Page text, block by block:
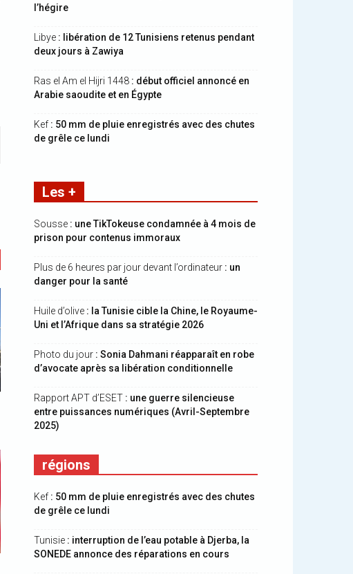
l’hégire
Libye : libération de 12 Tunisiens retenus pendant
deux jours à Zawiya
Ras el Am el Hijri 1448 : début officiel annoncé en
Arabie saoudite et en Égypte
Kef : 50 mm de pluie enregistrés avec des chutes
de grêle ce lundi
Les +
Sousse : une TikTokeuse condamnée à 4 mois de
prison pour contenus immoraux
Plus de 6 heures par jour devant l’ordinateur : un
danger pour la santé
Huile d’olive : la Tunisie cible la Chine, le Royaume-
Uni et l’Afrique dans sa stratégie 2026
Photo du jour : Sonia Dahmani réapparaît en robe
d’avocate après sa libération conditionnelle
Rapport APT d’ESET : une guerre silencieuse
entre puissances numériques (Avril-Septembre
2025)
régions
Kef : 50 mm de pluie enregistrés avec des chutes
de grêle ce lundi
Tunisie : interruption de l’eau potable à Djerba, la
SONEDE annonce des réparations en cours